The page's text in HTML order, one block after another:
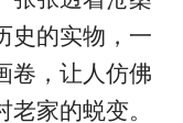
史的实物，一
卷，让人仿佛
家的蜕变。